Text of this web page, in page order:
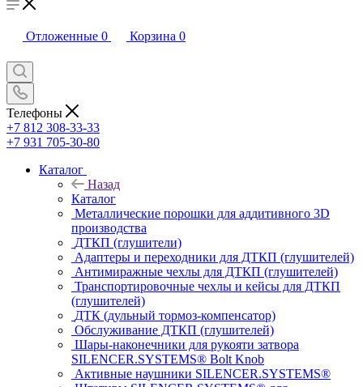
Отложенные 0 Корзина 0
Телефоны
+7 812 308-33-33
+7 931 705-30-80
Каталог
Назад
Каталог
Металлические порошки для аддитивного 3D
производства
ДТКП (глушители)
Адаптеры и переходники для ДТКП (глушителей)
Антимиражные чехлы для ДТКП (глушителей)
Транспортировочные чехлы и кейсы для ДТКП
(глушителей)
ДТК (дульный тормоз-компенсатор)
Обслуживание ДТКП (глушителей)
Шары-наконечники для рукояти затвора
SILENCER.SYSTEMS® Bolt Knob
Активные наушники SILENCER.SYSTEMS®